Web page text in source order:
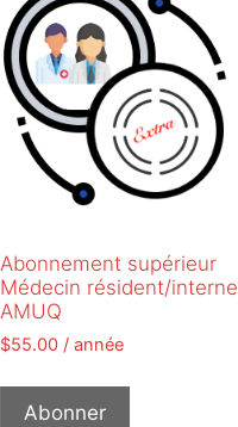
Abonnement supérieur
Médecin résident/interne
AMUQ
$55.00 / année
Abonner